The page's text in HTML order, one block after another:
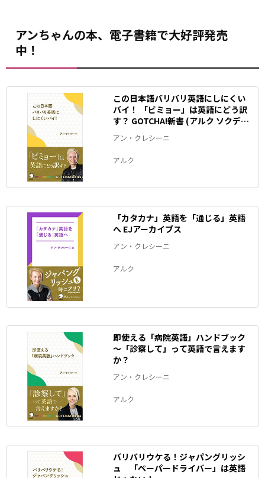
アンちゃんの本、電子書籍で大好評発売
中！
この日本語バリバリ英語にしにくい
バイ！ 「ビミョー」は英語にどう訳
す？ GOTCHA!新書 (アルク ソクデジ
アン・クレシーニ
アルク
「カタカナ」英語を「通じる」英語
へ EJアーカイブス
アン・クレシーニ
アルク
即使える「病院英語」ハンドブック
～「診察して」って英語で言えます
か？
アン・クレシーニ
アルク
バリバリウケる！ジャパングリッシ
ュ 「ペーパードライバー」は英語